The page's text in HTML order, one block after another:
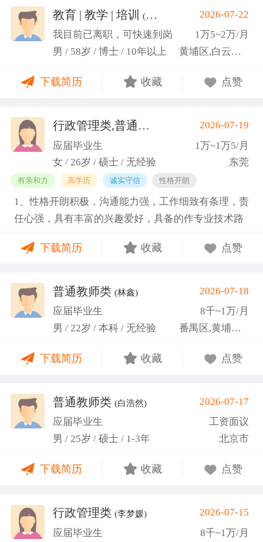
优秀的团队协作与沟通协调能力，责任心强，渴望将
科研严谨性融入实践工作中
教育 | 教学 | 培训 (汤山文)
2026-07-22
我目前已离职，可快速到岗
1万5~2万/月
男 / 58岁 / 博士 / 10年以上
黄埔区,白云区,增城市
下载简历 收藏 点赞
行政管理类,普通教师类 (蓝小艳)2026-07-19
应届毕业生
1万~1万5/月
女 / 26岁 / 硕士 / 无经验
东莞
有亲和力 高学历 诚实守信 性格开朗
1、性格开朗积极，沟通能力强，工作细致有条理，责
任心强，具有丰富的兴趣爱好，具备的作专业技术路
任班级生活委员与课程助管，多次组织班级篮球、羽
关活动。
下载简历 收藏 点赞
普通教师类 (林鑫)
2026-07-18
应届毕业生
8千~1万/月
男 / 22岁 / 本科 / 无经验
番禺区,黄埔区,越秀区
下载简历 收藏 点赞
普通教师类 (白浩然)
2026-07-17
应届毕业生
工资面议
男 / 25岁 / 硕士 / 1-3年
北京市
下载简历 收藏 点赞
行政管理类 (李梦媛)
2026-07-15
应届毕业生
8千~1万/月